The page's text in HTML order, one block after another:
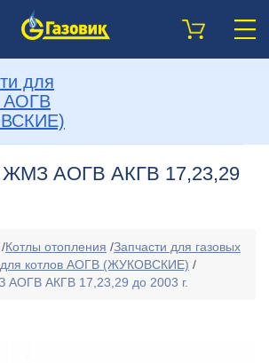
для
АОГВ
ЖМЗ АОГВ АКГВ 17,23,29
/Котлы отопления /Запчасти для газовых
для котлов АОГВ (ЖУКОВСКИЕ) /
АКГВ 17,23,29 до 2003 г.